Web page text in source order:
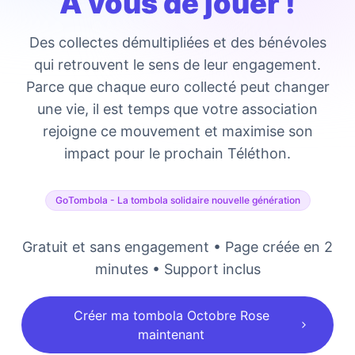
Des collectes démultipliées et des bénévoles
qui retrouvent le sens de leur engagement.
Parce que chaque euro collecté peut changer
une vie, il est temps que votre association
rejoigne ce mouvement et maximise son
impact pour le prochain Téléthon.
GoTombola - La tombola solidaire nouvelle génération
Gratuit et sans engagement • Page créée en 2
minutes • Support inclus
Créer ma tombola Octobre Rose
maintenant